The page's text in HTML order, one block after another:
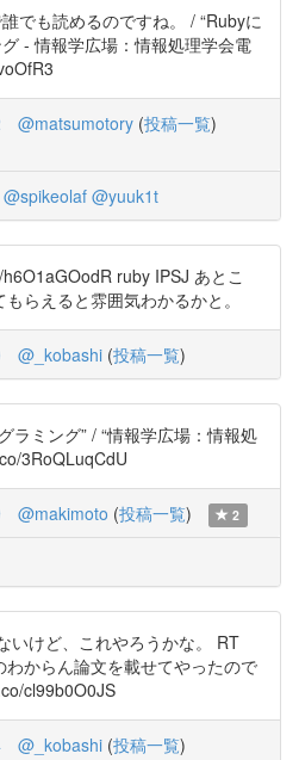
でも読めるのですね。 / “Rubyに
- 情報学広場：情報処理学会電
@matsumotory (投稿一覧)
@spikeolaf @yuuk1t
ruby IPSJ あとこ
らえると雰囲気わかるかと。
@_kobashi (投稿一覧)
ラミング” / “情報学広場：情報処
3RoQLuqCdU
@makimoto (投稿一覧) 2
いけど、これやろうかな。 RT
からん論文を載せてやったので
cl99b0O0JS
@_kobashi (投稿一覧)